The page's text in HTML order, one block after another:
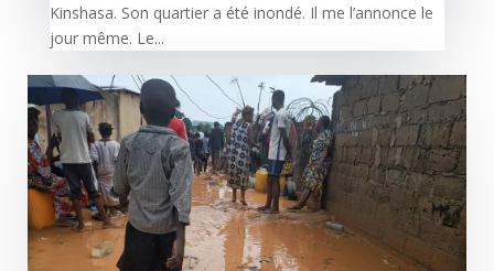
Kinshasa. Son quartier a été inondé. Il me l’annonce le
jour même. Le...